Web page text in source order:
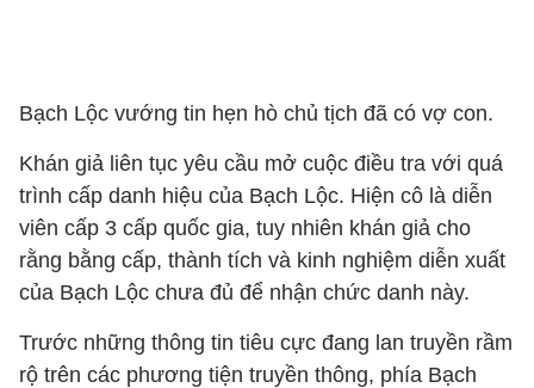
Bạch Lộc vướng tin hẹn hò chủ tịch đã có vợ con.
Khán giả liên tục yêu cầu mở cuộc điều tra với quá
trình cấp danh hiệu của Bạch Lộc. Hiện cô là diễn
viên cấp 3 cấp quốc gia, tuy nhiên khán giả cho
rằng bằng cấp, thành tích và kinh nghiệm diễn xuất
của Bạch Lộc chưa đủ để nhận chức danh này.
Trước những thông tin tiêu cực đang lan truyền rầm
rộ trên các phương tiện truyền thông, phía Bạch